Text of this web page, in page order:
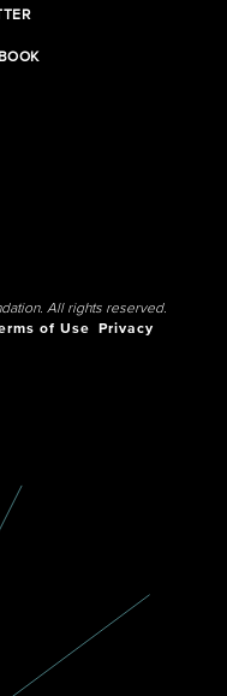
All rights reserved.
of Use
Privacy